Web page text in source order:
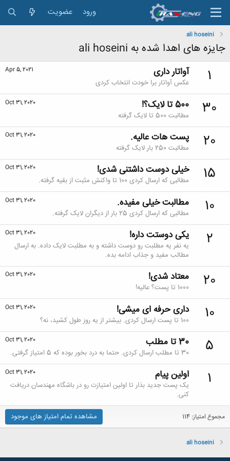
ورود عضویت
ali hoseini
جایزه های اهدا شده به ali hoseini
1
Apr 5, 2021 آواتار داری
عکس آواتار برا خودت انتخاب کردی
30
Oct 31, 2020 500 تا لایک؟!
مطالبت 500 تا لایک گرفته
20
Oct 31, 2020 پست هات عالیه.
مطالبت 250 بار لایک گرفته
15
Oct 31, 2020 خیلی دوست داشتنی شدی!
مطالبی که ارسال کردی 100 تا واکنش مثبت از بقیه گرفته.
10
Oct 31, 2020 مطالبت خیلی مفیده.
مطالبی که ارسال کردی 25 بار از دیگران لایک گرفته.
2
Oct 31, 2020 یکی دوستت داره!
یه نفر یه مطلبت رو دوست داشته و به مطلبت لایک داده. به ارسال
مطالب مفید و جذاب ادامه بده.
20
Oct 31, 2020 معتاد شدی!
1000 تا پست؟ عالیه!
10
Oct 31, 2020 داری حرفه ای میشی!
100 تا پست ارسال کردی. بیشتر از یه روز طول کشید، نه؟
5
Oct 31, 2020 30 تا مطلب
30 تا مطلب ارسال کردی. حتما به درد بخور بوده که 5 امتیاز گرفتی.
1
Oct 31, 2020 اولین پیام
یک پست جدید بذار تا اولین امتیازت رو در باشگاه مهندسان دریافت
کنی.
مجموع امتیاز: 114 مشاهده تمام امتیاز های موجود
ali hoseini